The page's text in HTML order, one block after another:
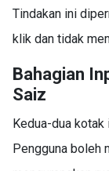
Tindakan ini
klik dan tidak
Bahagian
Saiz
Kedua-dua
Pengguna boleh